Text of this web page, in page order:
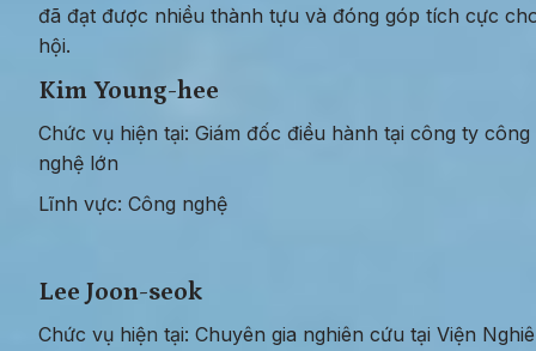
đã đạt được nhiều thành tựu và đóng góp tích cực
hội.
Kim Young-hee
Chức vụ hiện tại: Giám đốc điều hành tại công ty công
nghệ lớn
Lĩnh vực: Công nghệ
Lee Joon-seok
Chức vụ hiện tại: Chuyên gia nghiên cứu tại Viện